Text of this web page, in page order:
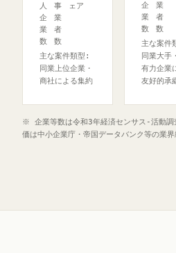
人
企
業
数
事
業
者
数
ェア
主な案件類型:
同業上位企業・
商社による集約
企
業
数
業
者
数
主な案件
同業大手
有力企業
友好的承
※ 企業等数は令和3年経済センサス‐活動調
価は中小企業庁・帝国データバンク等の業界